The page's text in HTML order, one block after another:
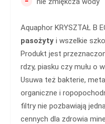
Aquaphor KRYSZTAŁ B
pasożyty i wszelkie
Produkt jest
rdzy, piasku czy mułu o
Usuwa też bakterie,
organiczne i
filtry nie pozbawiają
cennych dla zdrowia